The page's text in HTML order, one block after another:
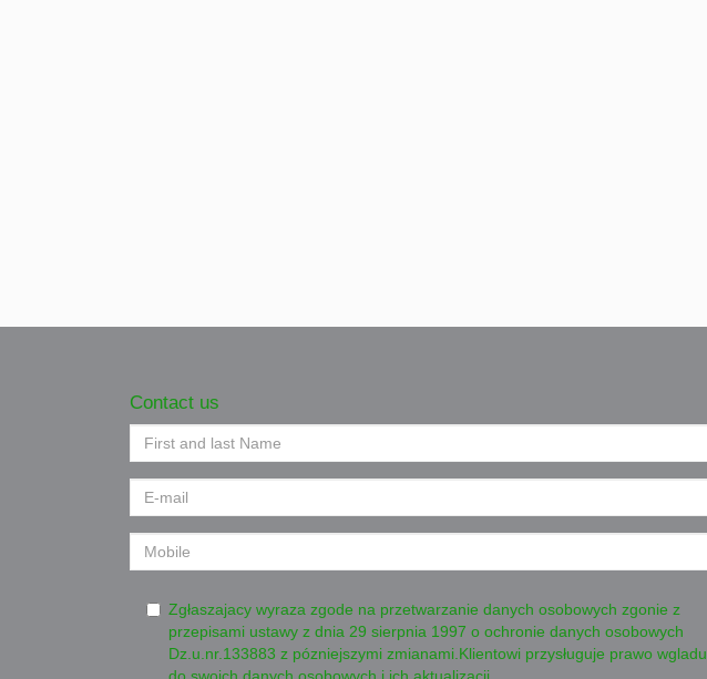
Contact us
Zgłaszajacy wyraza zgode na przetwarzanie danych osobowych zgonie z
przepisami ustawy z dnia 29 sierpnia 1997 o ochronie danych osobowych
Dz.u.nr.133883 z pózniejszymi zmianami.Klientowi przysługuje prawo wgladu